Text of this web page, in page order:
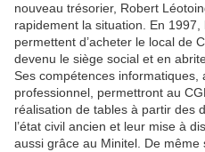
nouveau trésorier, Robert
rapidement la situation. En
permettent d’acheter le local de
devenu le siège social et en
Ses compétences informatiques,
professionnel, permettront au
réalisation de tables à partir des
l’état civil ancien et leur mise à
aussi grâce au Minitel. De même